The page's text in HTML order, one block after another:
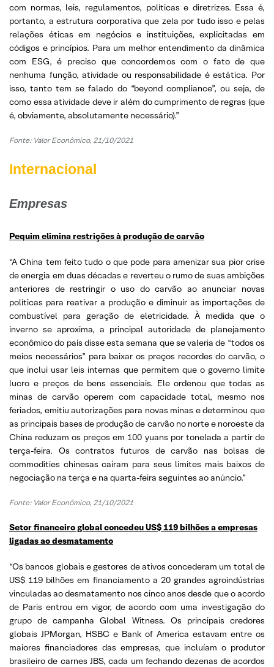
com normas, leis, regulamentos, políticas e diretrizes. Essa é,
portanto, a estrutura corporativa que zela por tudo isso e pelas
relações éticas em negócios e instituições, explicitadas em
códigos e princípios. Para um melhor entendimento da dinâmica
com ESG, é preciso que concordemos com o fato de que
nenhuma função, atividade ou responsabilidade é estática. Por
isso, tanto tem se falado do “beyond compliance”, ou seja, de
como essa atividade deve ir além do cumprimento de regras (que
é, obviamente, absolutamente necessário).”
Fonte: Valor Econômico, 21/10/2021
Internacional
Empresas
Pequim elimina restrições à produção de carvão
“A China tem feito tudo o que pode para amenizar sua pior crise
de energia em duas décadas e reverteu o rumo de suas ambições
anteriores de restringir o uso do carvão ao anunciar novas
políticas para reativar a produção e diminuir as importações de
combustível para geração de eletricidade. À medida que o
inverno se aproxima, a principal autoridade de planejamento
econômico do país disse esta semana que se valeria de “todos os
meios necessários” para baixar os preços recordes do carvão, o
que inclui usar leis internas que permitem que o governo limite
lucro e preços de bens essenciais. Ele ordenou que todas as
minas de carvão operem com capacidade total, mesmo nos
feriados, emitiu autorizações para novas minas e determinou que
as principais bases de produção de carvão no norte e noroeste da
China reduzam os preços em 100 yuans por tonelada a partir de
terça-feira. Os contratos futuros de carvão nas bolsas de
commodities chinesas caíram para seus limites mais baixos de
negociação na terça e na quarta-feira seguintes ao anúncio.”
Fonte: Valor Econômico, 21/10/2021
Setor financeiro global concedeu US$ 119 bilhões a empresas
ligadas ao desmatamento
“Os bancos globais e gestores de ativos concederam um total de
US$ 119 bilhões em financiamento a 20 grandes agroindústrias
vinculadas ao desmatamento nos cinco anos desde que o acordo
de Paris entrou em vigor, de acordo com uma investigação do
grupo de campanha Global Witness. Os principais credores
globais JPMorgan, HSBC e Bank of America estavam entre os
maiores financiadores das empresas, que incluíam o produtor
brasileiro de carnes JBS, cada um fechando dezenas de acordos